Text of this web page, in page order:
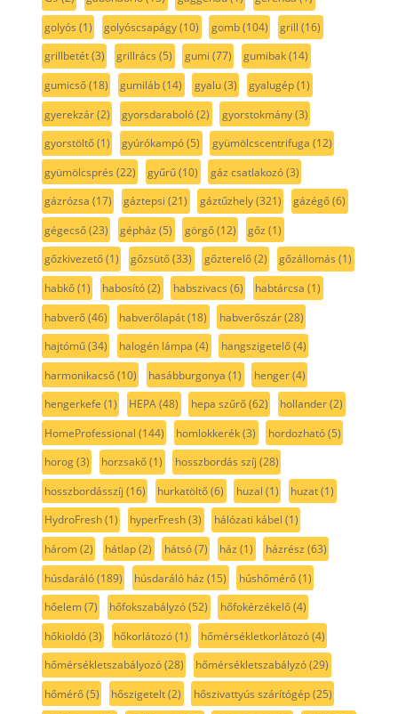
golyós (1) golyóscsapágy(10) gomb(104) grill (16)
grillbetét(3) grillrács (5) gumi (77) gumibak(14)
gumicső(18) gumiláb(14) gyalu(3) gyalugép(1)
gyerekzár(2) gyorsdaraboló(2) gyorstokmány(3)
gyorstöltő(1) gyúrókampó(5) gyümölcscentrifuga (12)
gyümölcsprés (22) gyűrű(10) gáz csatlakozó(3)
gázrózsa (17) gáztepsi (21) gáztűzhely(321) gázégő(6)
gégecső(23) gépház (5) görgő(12) gőz (1)
gőzkivezető(1) gőzsütő(33) gőzterelő(2) gőzállomás (1)
habkő(1) habosító(2) habszivacs (6) habtárcsa (1)
habverő(46) habverőlapát(18) habverőszár(28)
hajtómű(34) halogén lámpa (4) hangszigetelő(4)
harmonikacső(10) hasábburgonya (1) henger(4)
hengerkefe (1) HEPA(48) hepa szűrő(62) hollander(2)
HomeProfessional (144) homlokkerék(3) hordozható(5)
horog(3) horzsakő(1) hosszbordás szíj (28)
hosszbordásszíj (16) hurkatöltő(6) huzal (1) huzat(1)
HydroFresh(1) hyperFresh(3) hálózati kábel (1)
három(2) hátlap(2) hátsó(7) ház (1) házrész (63)
húsdaráló(189) húsdaráló ház (15) húshőmérő(1)
hőelem(7) hőfokszabályzó(52) hőfokérzékelő(4)
hőkioldó(3) hőkorlátozó(1) hőmérsékletkorlátozó(4)
hőmérsékletszabályozó(28) hőmérsékletszabályzó(29)
hőmérő(5) hőszigetelt(2) hőszivattyús szárítógép(25)